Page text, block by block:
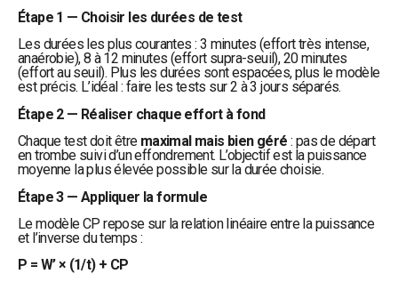
Étape 1 — Choisir les durées de test
Les durées les plus courantes : 3 minutes (effort très intense,
anaérobie), 8 à 12 minutes (effort supra-seuil), 20 minutes
(effort au seuil). Plus les durées sont espacées, plus le modèle
est précis. L’idéal : faire les tests sur 2 à 3 jours séparés.
Étape 2 — Réaliser chaque effort à fond
Chaque test doit être maximal mais bien géré : pas de départ
en trombe suivi d’un effondrement. L’objectif est la puissance
moyenne la plus élevée possible sur la durée choisie.
Étape 3 — Appliquer la formule
Le modèle CP repose sur la relation linéaire entre la puissance
et l’inverse du temps :
P = W’ × (1/t) + CP